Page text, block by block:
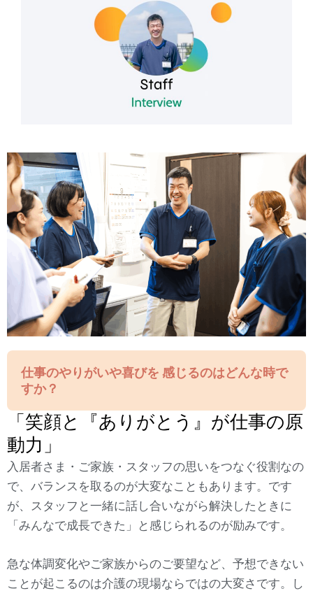
仕事のやりがいや喜びを 感じるのはどんな時で
すか？
「笑顔と『ありがとう』が仕事の原
動力」
入居者さま・ご家族・スタッフの思いをつなぐ役割なの
で、バランスを取るのが大変なこともあります。です
が、スタッフと一緒に話し合いながら解決したときに
「みんなで成長できた」と感じられるのが励みです。
急な体調変化やご家族からのご要望など、予想できない
ことが起こるのは介護の現場ならではの大変さです。し